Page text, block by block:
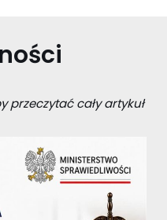
przeczytać cały artykuł